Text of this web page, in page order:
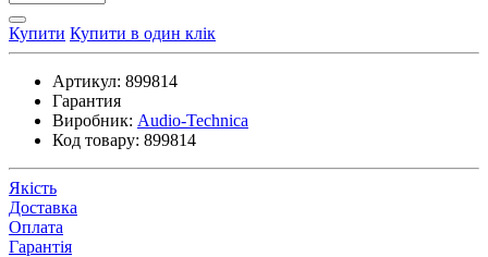
Купити Купити в один клік
Артикул: 899814
Гарантия
Виробник: Audio-Technica
Код товару: 899814
Якість
Доставка
Оплата
Гарантія